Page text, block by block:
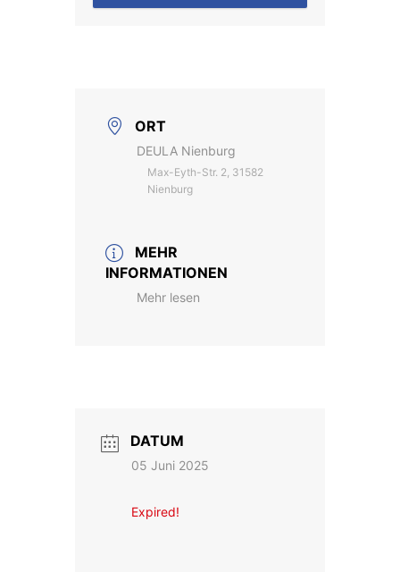
ORT
DEULA Nienburg
Max-Eyth-Str. 2, 31582
Nienburg
MEHR
INFORMATIONEN
Mehr lesen
DATUM
05 Juni 2025
Expired!